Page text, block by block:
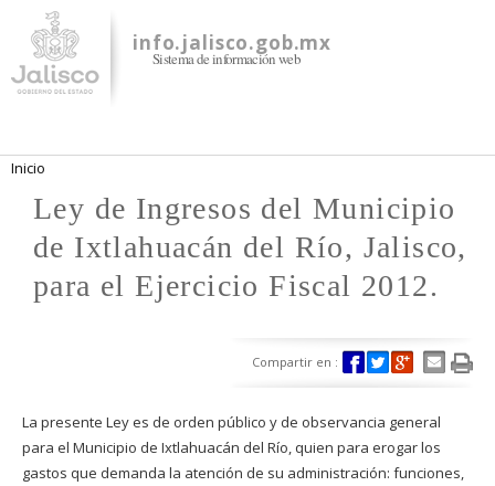
contenido
principal
info.jalisco.gob.mx
Sistema de información web
Se encuentra usted aquí
Inicio
Ley de Ingresos del Municipio
de Ixtlahuacán del Río, Jalisco,
para el Ejercicio Fiscal 2012.
Compartir en :
La presente Ley es de orden público y de observancia general
para el Municipio de Ixtlahuacán del Río, quien para erogar los
gastos que demanda la atención de su administración: funciones,